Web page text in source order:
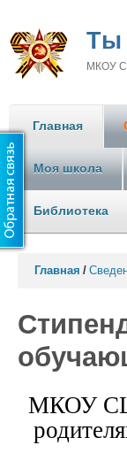
Ты
МКОУ
Главная
Моя школа
Библиотека
Главная /
МКОУ СШ